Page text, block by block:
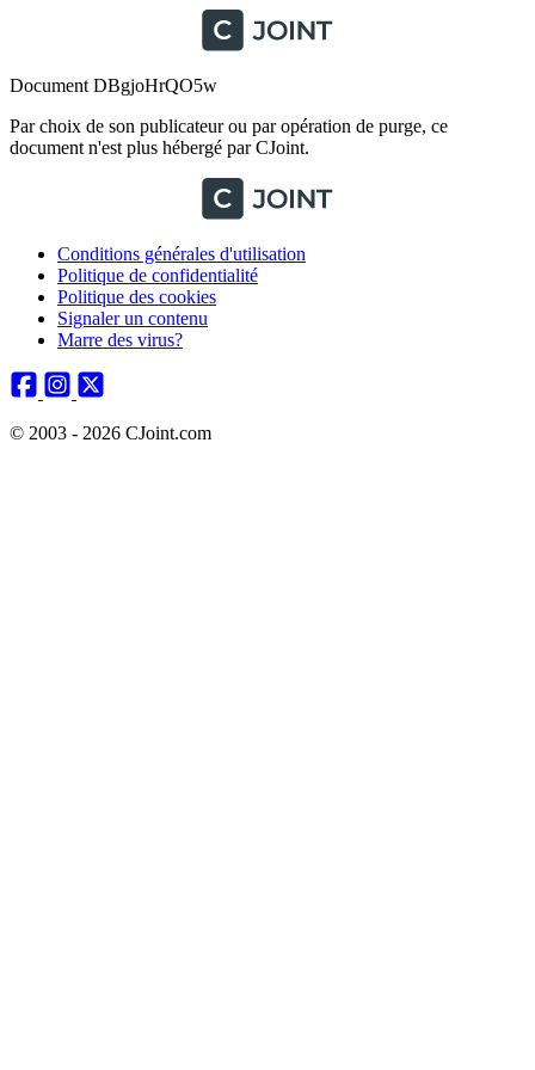
Document DBgjoHrQO5w
Par choix de son publicateur ou par opération de purge, ce
document n'est plus hébergé par CJoint.
Conditions générales d'utilisation
Politique de confidentialité
Politique des cookies
Signaler un contenu
Marre des virus?
© 2003 - 2026 CJoint.com